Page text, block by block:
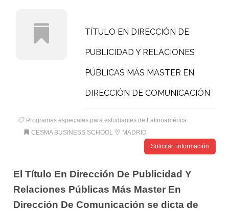
TÍTULO EN DIRECCIÓN DE
PUBLICIDAD Y RELACIONES
PÚBLICAS MÁS MASTER EN
DIRECCIÓN DE COMUNICACIÓN
Programas especiales para estudiantes de Latinoamérica
CESMA BUSINESS SCHOOL
MADRID
Solicitar información
El Título En Dirección De Publicidad Y
Relaciones Públicas Más Master En
Dirección De Comunicación se dicta de